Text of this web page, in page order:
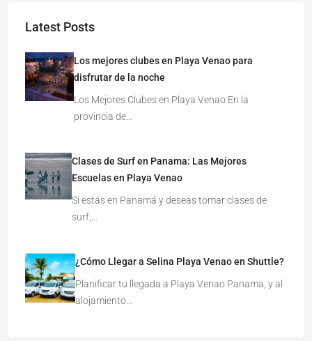
Latest Posts
Los mejores clubes en Playa Venao para
disfrutar de la noche
Los Mejores Clubes en Playa Venao En la
provincia de…
Clases de Surf en Panama: Las Mejores
Escuelas en Playa Venao
Si estás en Panamá y deseas tomar clases de
surf,…
¿Cómo Llegar a Selina Playa Venao en Shuttle?
Planificar tu llegada a Playa Venao Panama, y al
alojamiento…